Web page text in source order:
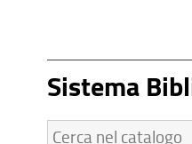
Sistema
Cerca